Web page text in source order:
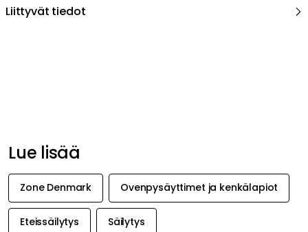
Lue lisää
Zone Denmark Ovenpysäyttimet ja kenkälapiot